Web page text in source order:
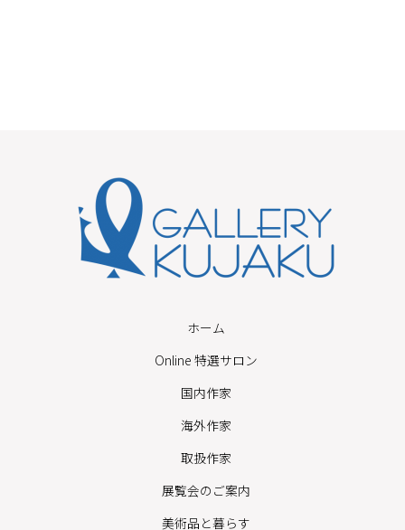
ホーム
Online 特選サロン
国内作家
海外作家
取扱作家
展覧会のご案内
美術品と暮らす